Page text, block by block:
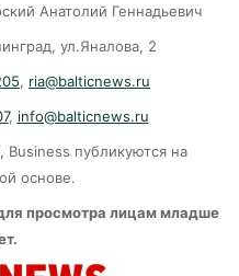
семей
детей в
Анатолий Геннадьевич
ул.Яналова, 2
, ria@balticnews.ru
, info@balticnews.ru
публикуются на
основе.
просмотра лицам младше